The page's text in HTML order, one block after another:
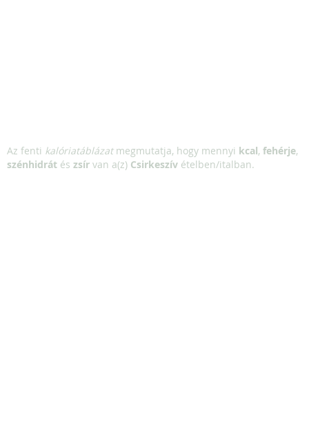
Az fenti kalóriatáblázatmegmutatja, hogy mennyi kcal, fehérje,
szénhidrát és zsír van a(z) Csirkeszív ételben/italban.